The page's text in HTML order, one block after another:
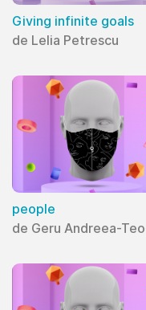
Giving infinite goals
de Lelia Petrescu
people